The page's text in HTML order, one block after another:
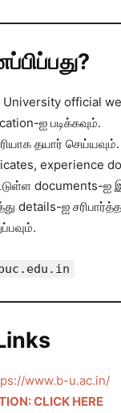
University official
ஐ படிக்கவும்.
தயார் செய்யவும்.
experience
documents-
ஐ சரிபார்த்த
www.b-u.ac.in/
CLICK HERE